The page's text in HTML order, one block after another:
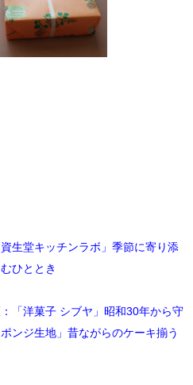
生堂キッチンラボ」季節に寄り添
ひととき
「洋菓子 シブヤ」昭和30年から守
ンジ生地」昔ながらのケーキ揃う